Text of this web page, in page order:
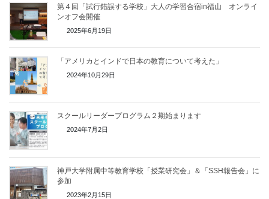
第４回「試行錯誤する学校」大人の学習合宿in福山 オンライ
ンオフ会開催
2025年6月19日
「アメリカとインドで日本の教育について考えた」
2024年10月29日
スクールリーダープログラム２期始まります
2024年7月2日
神戸大学附属中等教育学校「授業研究会」＆「SSH報告会」に
参加
2023年2月15日